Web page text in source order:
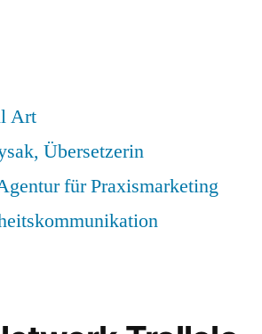
Art
Übersetzerin
für Praxismarketing